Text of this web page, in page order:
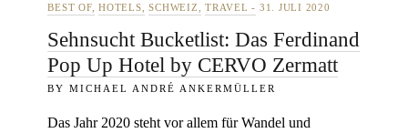
BEST OF HOTELS SCHWEIZ TRAVEL 31. JULI 2020
Sehnsucht Bucketlist: Das Ferdinand
Pop Up Hotel by CERVO Zermatt
MICHAEL ANDRÉ ANKERMÜLLER
Das Jahr 2020 steht vor allem für Wandel und